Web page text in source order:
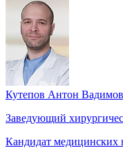
Кутепов Антон
Заведующий
Кандидат медицинских